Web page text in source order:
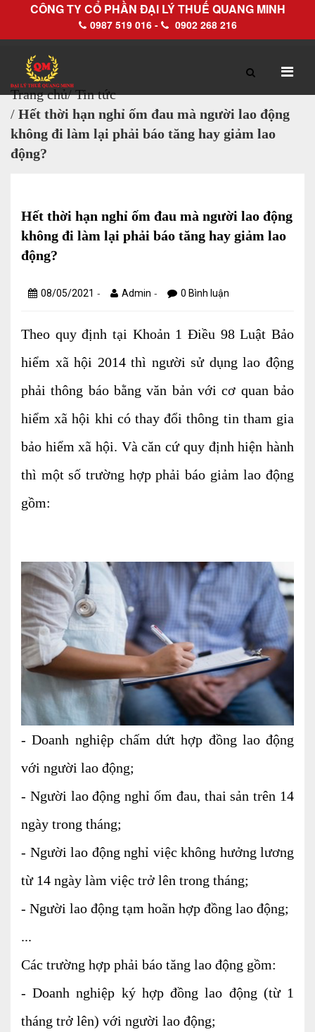
CÔNG TY CỔ PHẦN ĐẠI LÝ THUẾ QUANG MINH
0987 519 016 - 0902 268 216
TRANG CHỦ GIỚI THIỆU
DỊCH VỤ
Làm thủ tục về thuế trọn gói
Kiểm soát rủi ro về thuế
Quyết toán thuế
Lập hồ sơ ban đầu
Tư vấn thuế
Hoàn thuế
Dịch vụ Đại lý thuế khác
Dịch vụ Kế toán
Giám sát kế toán
Soát xét hồ sơ
Hoàn thiện sổ sách và quyết toán thuế
Tư vấn kế toán
Tư vấn tổ chức bộ máy kế toán
Cung cấp DV Kế toán trưởng và Kế toán
Dịch vụ Doanh nghiệp
Thành lập mới Doanh nghiệp, hộ cá thể
Thay đổi Giấy phép Đăng ký Kinh Doanh
Dịch vụ khác
Cung cấp chữ ký số
Bảo hiểm Xã hội
Dịch vụ Kiểm toán
Đào tạo nghề kế toán
Cho người mới bắt đầu
Trang chủ/ Tin tức
/ Hết thời hạn nghỉ ốm đau mà người lao động
không đi làm lại phải báo tăng hay giảm lao
động?
Hết thời hạn nghỉ ốm đau mà người lao động
không đi làm lại phải báo tăng hay giảm lao
động?
08/05/2021 - Admin - 0 Bình luận
Theo quy định tại Khoản 1 Điều 98 Luật Bảo
hiểm xã hội 2014 thì người sử dụng lao động
phải thông báo bằng văn bản với cơ quan bảo
hiểm xã hội khi có thay đổi thông tin tham gia
bảo hiểm xã hội. Và căn cứ quy định hiện hành
thì một số trường hợp phải báo giảm lao động
gồm:
- Doanh nghiệp chấm dứt hợp đồng lao động
với người lao động;
- Người lao động nghỉ ốm đau, thai sản trên 14
ngày trong tháng;
- Người lao động nghỉ việc không hưởng lương
từ 14 ngày làm việc trở lên trong tháng;
- Người lao động tạm hoãn hợp đồng lao động;
...
Các trường hợp phải báo tăng lao động gồm:
- Doanh nghiệp ký hợp đồng lao động (từ 1
tháng trở lên) với người lao động;